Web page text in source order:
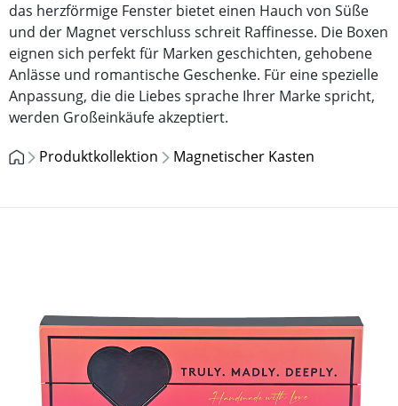
das herzförmige Fenster bietet einen Hauch von Süße
und der Magnet verschluss schreit Raffinesse. Die Boxen
eignen sich perfekt für Marken geschichten, gehobene
Anlässe und romantische Geschenke. Für eine spezielle
Anpassung, die die Liebes sprache Ihrer Marke spricht,
werden Großeinkäufe akzeptiert.
Produktkollektion
Magnetischer Kasten